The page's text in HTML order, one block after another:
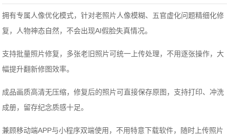
拥有专属人像优化模式，针对老照片人像模糊、五官虚化问题精细化修
复，人物神态自然，不会出现AI假脸失真情况。
支持批量照片修复，多张老旧照片可统一上传处理，不用逐张操作，大
幅提升翻新修图效率。
成品画质高清无压缩，修复后的照片可直接保存原图，支持打印、冲洗
成册，留存纪念质感十足。
兼顾移动端APP与小程序双端使用，不用特意下载软件，随时上传照片